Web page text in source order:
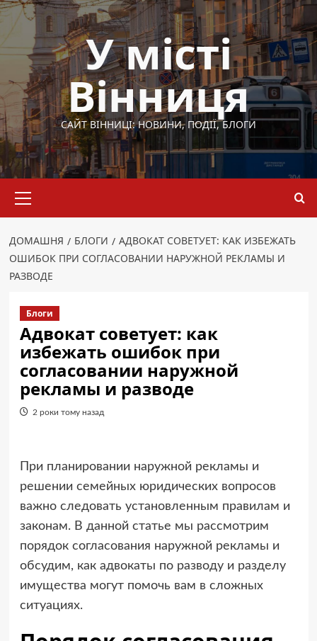
Перейти
до
вмісту
У місті
Вінниця
САЙТ ВІННИЦІ: НОВИНИ, ПОДІЇ, БЛОГИ
меню
ДОМАШНЯ БЛОГИ
АДВОКАТ СОВЕТУЕТ: КАК ИЗБЕЖАТЬ
ОШИБОК ПРИ СОГЛАСОВАНИИ НАРУЖНОЙ РЕКЛАМЫ И
РАЗВОДЕ
Блоги
Адвокат советует: как
избежать ошибок при
согласовании наружной
рекламы и разводе
2 роки тому назад
При планировании наружной рекламы и
решении семейных юридических вопросов
важно следовать установленным правилам и
законам. В данной статье мы рассмотрим
порядок согласования наружной рекламы и
обсудим, как адвокаты по разводу и разделу
имущества могут помочь вам в сложных
ситуациях.